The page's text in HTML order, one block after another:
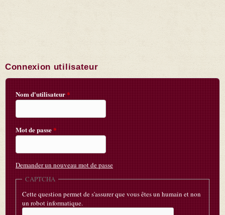
Connexion utilisateur
Nom d'utilisateur*
Mot de passe*
Demander un nouveau mot de passe
CAPTCHA
Cette question permet de s'assurer que vous êtes un humain et non
un robot informatique.